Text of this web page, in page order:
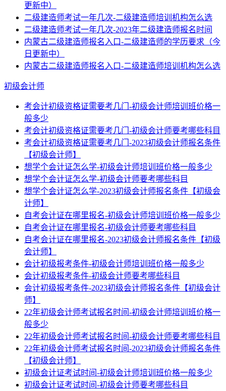
更新中）
二级建造师考试一年几次-二级建造师培训机构怎么选
二级建造师考试一年几次-2023年二级建造师报名时间
内蒙古二级建造师报名入口-二级建造师的学历要求（今
日更新中）
内蒙古二级建造师报名入口-二级建造师培训机构怎么选
初级会计师
考会计初级资格证需要考几门-初级会计师培训班价格一
般多少
考会计初级资格证需要考几门-初级会计师要考哪些科目
考会计初级资格证需要考几门-2023初级会计师报名条件
【初级会计师】
想学个会计证怎么学-初级会计师培训班价格一般多少
想学个会计证怎么学-初级会计师要考哪些科目
想学个会计证怎么学-2023初级会计师报名条件【初级会
计师】
自考会计证在哪里报名-初级会计师培训班价格一般多少
自考会计证在哪里报名-初级会计师要考哪些科目
自考会计证在哪里报名-2023初级会计师报名条件【初级
会计师】
会计初级报考条件-初级会计师培训班价格一般多少
会计初级报考条件-初级会计师要考哪些科目
会计初级报考条件-2023初级会计师报名条件【初级会计
师】
22年初级会计师考试报名时间-初级会计师培训班价格一
般多少
22年初级会计师考试报名时间-初级会计师要考哪些科目
22年初级会计师考试报名时间-2023初级会计师报名条件
【初级会计师】
初级会计证考试时间-初级会计师培训班价格一般多少
初级会计证考试时间-初级会计师要考哪些科目